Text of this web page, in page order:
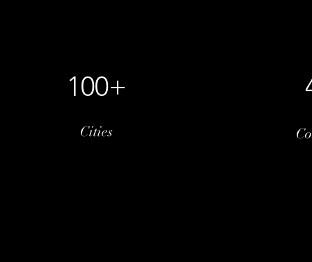
100+
Cities